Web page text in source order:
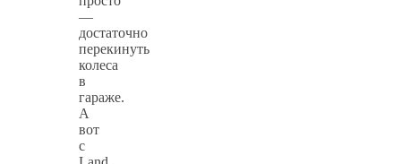
—
достаточно
перекинуть
колеса
в
гараже.
А
вот
с